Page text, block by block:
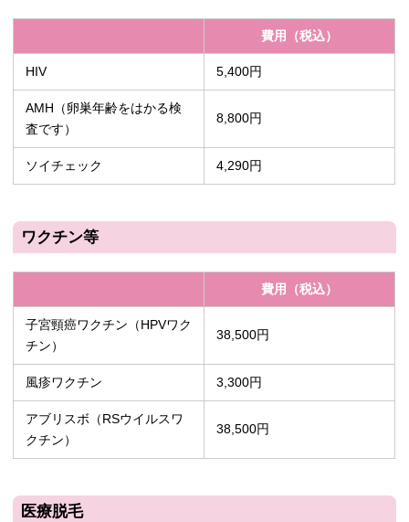
費用（税込）
HIV 5,400円
AMH（卵巣年齢をはかる検
査です）
8,800円
ソイチェック 4,290円
ワクチン等
費用（税込）
子宮頸癌ワクチン（HPVワク
チン）
38,500円
風疹ワクチン 3,300円
アブリスボ（RSウイルスワ
クチン）
38,500円
医療脱毛